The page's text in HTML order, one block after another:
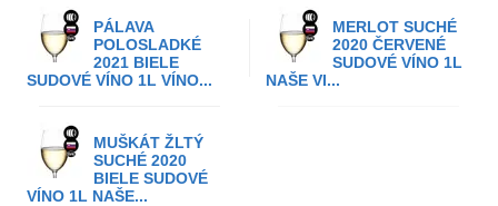
PÁLAVA
POLOSLADKÉ
2021 BIELE
SUDOVÉ VÍNO 1L VÍNO...
MERLOT SUCHÉ
2020 ČERVENÉ
SUDOVÉ VÍNO 1L
NAŠE VI...
MUŠKÁT ŽLTÝ
SUCHÉ 2020
BIELE SUDOVÉ
VÍNO 1L NAŠE...